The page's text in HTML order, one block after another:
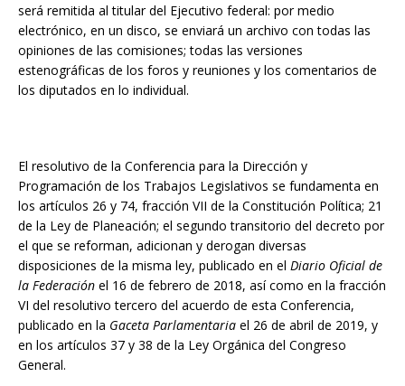
será remitida al titular del Ejecutivo federal: por medio
electrónico, en un disco, se enviará un archivo con todas las
opiniones de las comisiones; todas las versiones
estenográficas de los foros y reuniones y los comentarios de
los diputados en lo individual.
El resolutivo de la Conferencia para la Dirección y
Programación de los Trabajos Legislativos se fundamenta en
los artículos 26 y 74, fracción VII de la Constitución Política; 21
de la Ley de Planeación; el segundo transitorio del decreto por
el que se reforman, adicionan y derogan diversas
disposiciones de la misma ley, publicado en el Diario Oficial de
la Federación el 16 de febrero de 2018, así como en la fracción
VI del resolutivo tercero del acuerdo de esta Conferencia,
publicado en la Gaceta Parlamentaria el 26 de abril de 2019, y
en los artículos 37 y 38 de la Ley Orgánica del Congreso
General.